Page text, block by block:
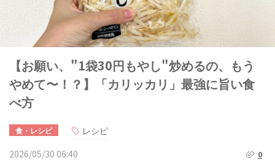
【お願い、"1袋30円もやし"炒めるの、もう
やめて〜！？】「カリッカリ」最強に旨い食
べ方
食・レシピ
レシピ
2026/05/30 06:40
0